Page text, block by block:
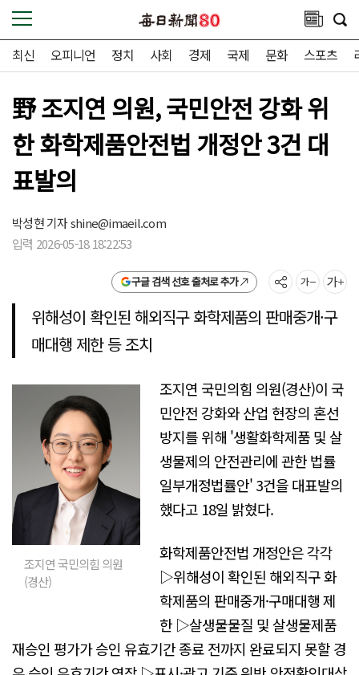
최신 오피니언 정치 사회 경제 국제 문화 스포츠
野 조지연 의원, 국민안전 강화 위
한 화학제품안전법 개정안 3건 대
표발의
박성현 기자shine@imaeil.com
입력 2026-05-18 18:22:53
구글 검색 선호 출처로 추가
위해성이 확인된 해외직구 화학제품의 판매중개·구
매대행 제한 등 조치
조지연 국민의힘 의원
(경산)
조지연 국민의힘 의원(경산)이 국
민안전 강화와 산업 현장의 혼선
방지를 위해 '생활화학제품 및 살
생물제의 안전관리에 관한 법률
일부개정법률안' 3건을 대표발의
했다고 18일 밝혔다.
화학제품안전법 개정안은 각각
▷위해성이 확인된 해외직구 화
학제품의 판매중개·구매대행 제
한 ▷살생물물질 및 살생물제품
재승인 평가가 승인 유효기간 종료 전까지 완료되지 못할 경